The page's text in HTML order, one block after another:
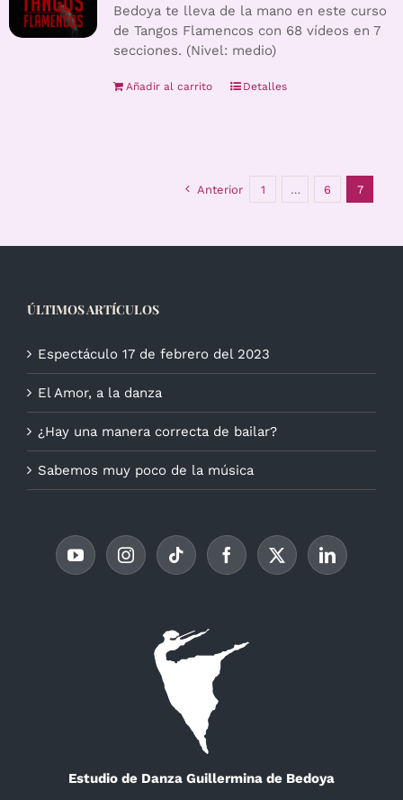
Bedoya te lleva de la mano en este curso
de Tangos Flamencos con 68 vídeos en 7
secciones. (Nivel: medio)
Añadir al carrito Detalles
Anterior 1 … 6 7
ÚLTIMOS ARTÍCULOS
Espectáculo 17 de febrero del 2023
El Amor, a la danza
¿Hay una manera correcta de bailar?
Sabemos muy poco de la música
Estudio de Danza Guillermina de Bedoya